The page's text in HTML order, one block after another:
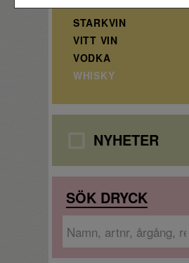
STARKVIN
VITT VIN
VODKA
WHISKY
NYHETER
SÖK DRYCK